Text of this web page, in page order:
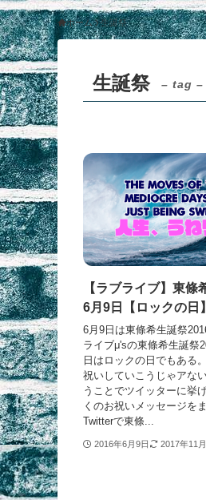
ホーム 生誕祭
生誕祭 – tag –
【ラブライブ】東條
6月9日【ロックの日
6月9日は東條希生誕祭
ライブμ'sの東條希生誕祭
日はロックの日でもある
祝いしていこうじゃアな
うことでツイッターに挙
くのお祝いメッセージを
Twitterで東條...
2016年6月9日 2017年11